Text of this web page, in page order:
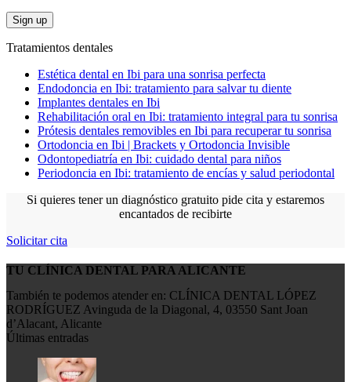
Tratamientos dentales
Estética dental en Ibi para una sonrisa perfecta
Endodoncia en Ibi: tratamiento para salvar tu diente
Implantes dentales en Ibi
Rehabilitación oral en Ibi: tratamiento integral para tu sonrisa
Prótesis dentales removibles en Ibi para recuperar tu sonrisa
Ortodoncia en Ibi | Brackets y Ortodoncia Invisible
Odontopediatría en Ibi: cuidado dental para niños
Periodoncia en Ibi: tratamiento de encías y salud periodontal
Si quieres tener un diagnóstico gratuito pide cita y estaremos
encantados de recibirte
Solicitar cita
TU CLÍNICA DENTAL PARA ALICANTE
También te podemos atender en: CLÍNICA DENTAL LÓPEZ
RODRÍGUEZ Avinguda de la Diagonal, 4, 03550 Sant Joan
d’Alacant, Alicante
Últimas entradas